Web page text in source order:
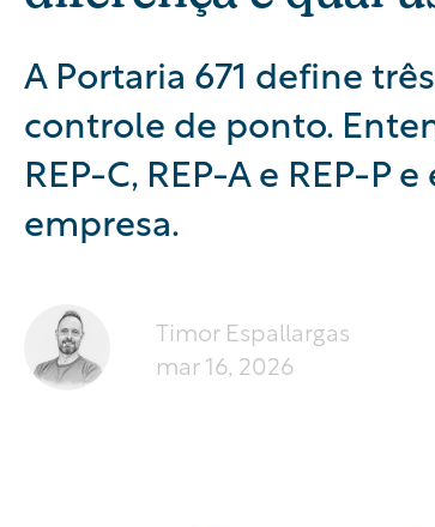
A Portaria 671 define
controle de ponto.
REP-C, REP-A e REP-P
empresa.
Timor Espallargas
mar 16, 2026